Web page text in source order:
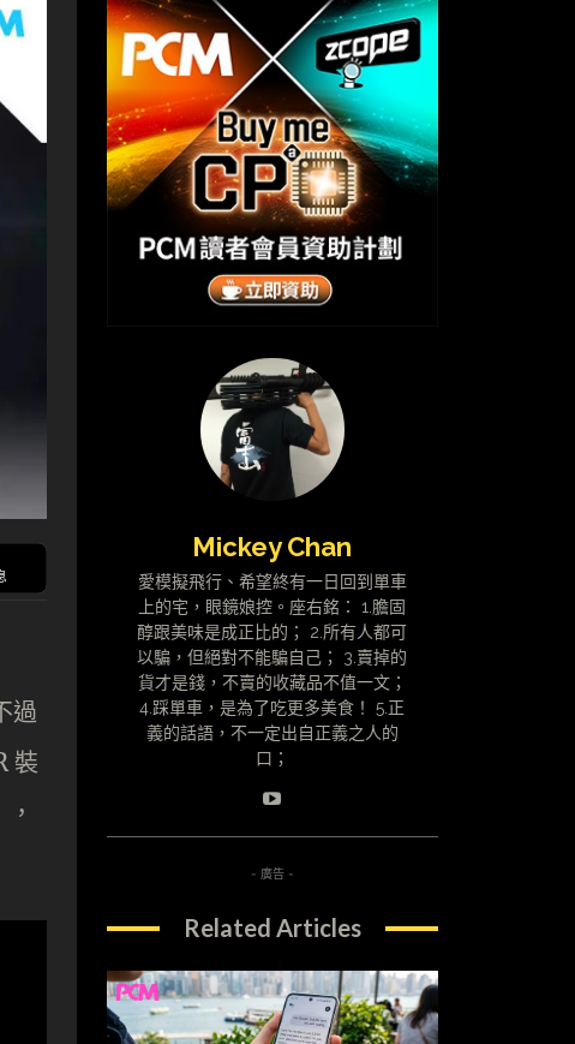
過
裝
Mickey Chan
愛模擬飛行、希望終有一日回到單車
上的宅，眼鏡娘控。座右銘： 1.膽固
醇跟美味是成正比的； 2.所有人都可
以騙，但絕對不能騙自己； 3.賣掉的
貨才是錢，不賣的收藏品不值一文；
4.踩單車，是為了吃更多美食！ 5.正
義的話語，不一定出自正義之人的
口；
- 廣告 -
Related Articles